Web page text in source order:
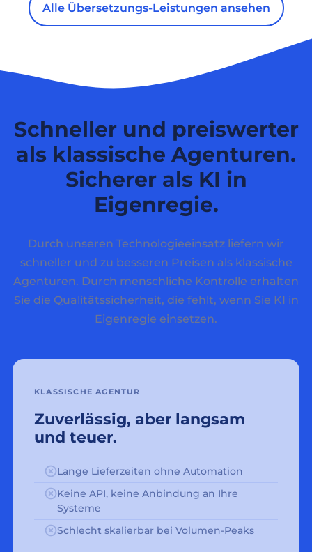
Alle Übersetzungs-Leistungen ansehen
Schneller und preiswerter
als klassische Agenturen.
Sicherer als KI in
Eigenregie.
Durch unseren Technologieeinsatz liefern wir
schneller und zu besseren Preisen als klassische
Agenturen. Durch menschliche Kontrolle erhalten
Sie die Qualitätssicherheit, die fehlt, wenn Sie KI in
Eigenregie einsetzen.
KLASSISCHE AGENTUR
Zuverlässig, aber langsam
und teuer.
Lange Lieferzeiten ohne Automation
Keine API, keine Anbindung an Ihre
Systeme
Schlecht skalierbar bei Volumen-Peaks